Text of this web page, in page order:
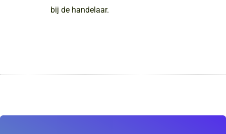
bij de handelaar.